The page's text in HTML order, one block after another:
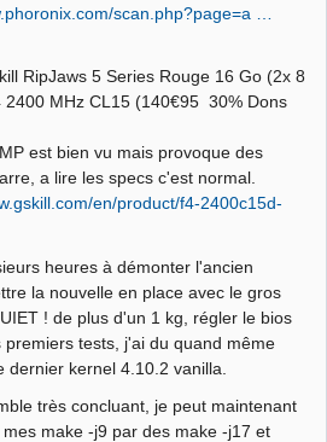
scan.php?page=a …
RipJaws 5 Series Rouge 16 Go (2x 8
2400 MHz CL15 (140€95 30% Dons
est bien vu mais provoque des
a lire les specs c'est normal.
en/product/f4-2400c15d-
heures à démonter l'ancien
la nouvelle en place avec le gros
! de plus d'un 1 kg, régler le bios
premiers tests, j'ai du quand même
dernier kernel 4.10.2 vanilla.
très concluant, je peut maintenant
make -j9 par des make -j17 et